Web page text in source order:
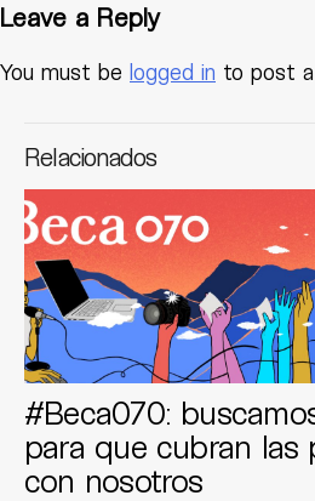
Leave a Reply
You must be logged in to post
Relacionados
#Beca070:
para que cubran las
con nosotros